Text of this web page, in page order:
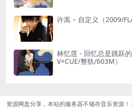
许嵩 – 自定义（2009/
林忆莲 - 回忆总是跳跃
V+CUE/整轨/603M）
资源网盘分享，本站的服务器不储存音乐资源